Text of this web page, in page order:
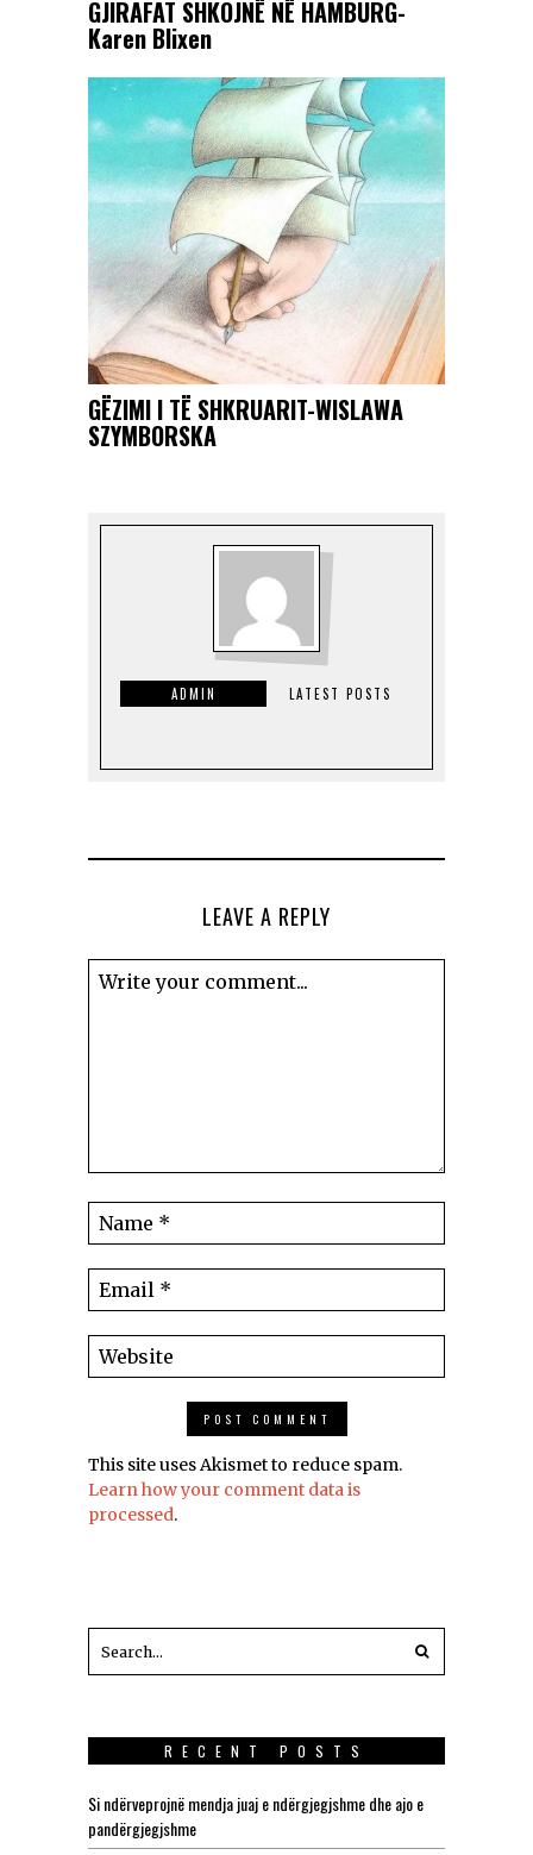
GJIRAFAT SHKOJNË NË HAMBURG-
Karen Blixen
GËZIMI I TË SHKRUARIT-WISLAWA
SZYMBORSKA
ADMIN LATEST POSTS
LEAVE A REPLY
This site uses Akismet to reduce spam.
Learn how your comment data is
processed.
RECENT POSTS
Si ndërveprojnë mendja juaj e ndërgjegjshme dhe ajo e
pandërgjegjshme